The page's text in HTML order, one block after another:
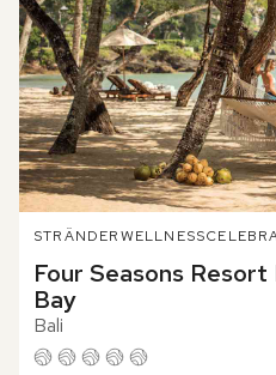
STRÄNDERWELLNESS
Four Seasons
Bay
Bali